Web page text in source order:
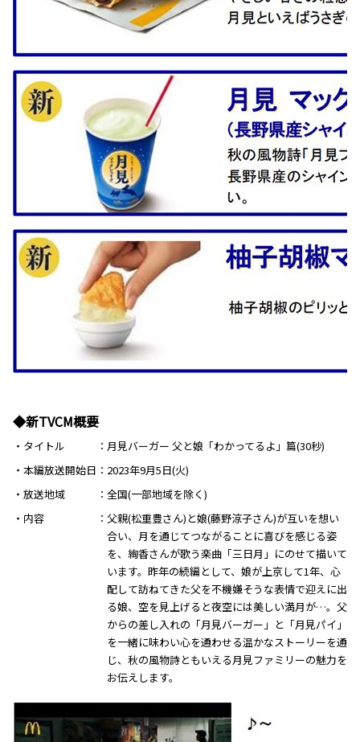
◆新TVCM概要
・タイトル
月見バーガー 父と娘「わかってるよ」篇(30秒)
・本編放送開始日
2023年9月5日(火)
・放送地域
全国(一部地域を除く)
・内容
父親(松重豊さん)と娘(藤野涼子さん)が互いを想い
合い、月を通じてつながることに喜びを感じる姿
を、絢香さんが歌う楽曲「三日月」にのせて描いて
います。昨年の続編として、娘が上京して1年、心
配して訪ねてきた父を不機嫌そうな表情で迎えに出
る娘、空を見上げると夜空には美しい満月が…。父
からの差し入れの「月見バーガー」と「月見パイ」
を一緒に味わい心を通わせる温かなストーリーを通
じ、秋の風物詩ともいえる月見ファミリーの魅力を
お伝えします。